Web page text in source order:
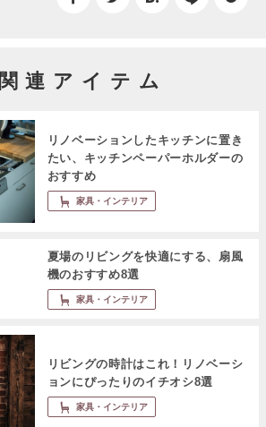
関連アイテム
リノベーションしたキッチンに置き
たい、キッチンペーパーホルダーの
おすすめ
家具・インテリア
夏場のリビングを快適にする、扇風
機のおすすめ8選
家具・インテリア
リビングの時計はこれ！リノベーシ
ョンにぴったりのイチオシ8選
家具・インテリア